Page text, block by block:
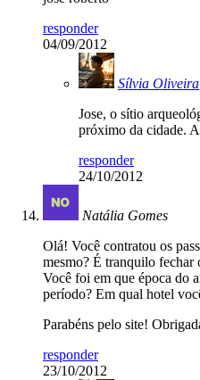
responder
04/09/2012
Sílvia Oliveira
Jose, o sítio
próximo da cidade.
responder
24/10/2012
Natália Gomes
Olá! Você contratou os
mesmo? É tranquilo fechar
Você foi em que época do
período? Em qual hotel
Parabéns pelo site!
responder
23/10/2012